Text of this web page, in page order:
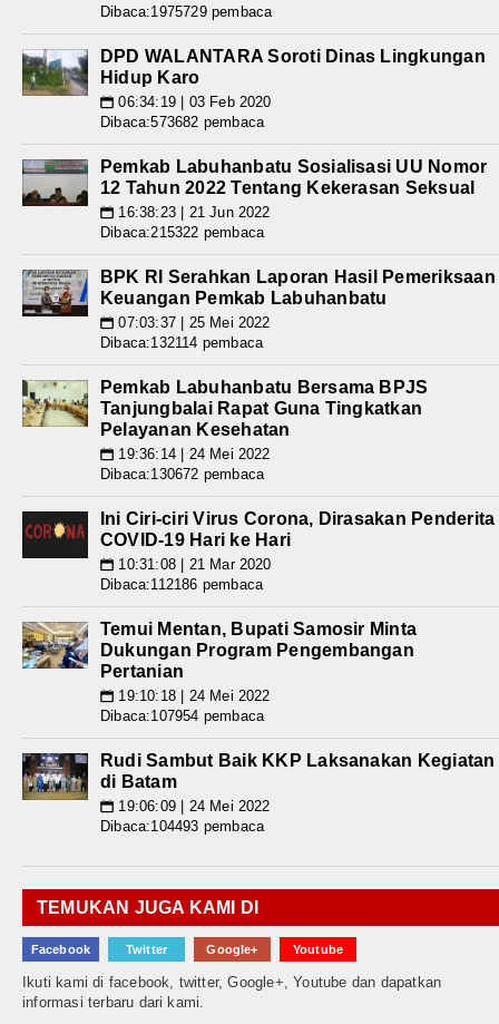
Dibaca:1975729 pembaca
DPD WALANTARA Soroti Dinas Lingkungan
Hidup Karo
📅 06:34:19 | 03 Feb 2020
Dibaca:573682 pembaca
Pemkab Labuhanbatu Sosialisasi UU Nomor
12 Tahun 2022 Tentang Kekerasan Seksual
📅 16:38:23 | 21 Jun 2022
Dibaca:215322 pembaca
BPK RI Serahkan Laporan Hasil Pemeriksaan
Keuangan Pemkab Labuhanbatu
📅 07:03:37 | 25 Mei 2022
Dibaca:132114 pembaca
Pemkab Labuhanbatu Bersama BPJS
Tanjungbalai Rapat Guna Tingkatkan
Pelayanan Kesehatan
📅 19:36:14 | 24 Mei 2022
Dibaca:130672 pembaca
Ini Ciri-ciri Virus Corona, Dirasakan Penderita
COVID-19 Hari ke Hari
📅 10:31:08 | 21 Mar 2020
Dibaca:112186 pembaca
Temui Mentan, Bupati Samosir Minta
Dukungan Program Pengembangan
Pertanian
📅 19:10:18 | 24 Mei 2022
Dibaca:107954 pembaca
Rudi Sambut Baik KKP Laksanakan Kegiatan
di Batam
📅 19:06:09 | 24 Mei 2022
Dibaca:104493 pembaca
TEMUKAN JUGA KAMI DI
Facebook Twitter Google+ Youtube
Ikuti kami di facebook, twitter, Google+, Youtube dan dapatkan
informasi terbaru dari kami.